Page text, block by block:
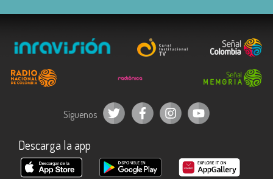
Síguenos
Descarga la app